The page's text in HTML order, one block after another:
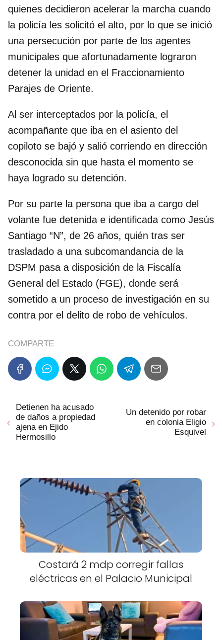
quienes decidieron acelerar la marcha cuando
la policía les solicitó el alto, por lo que se inició
una persecución por parte de los agentes
municipales que afortunadamente lograron
detener la unidad en el Fraccionamiento
Parajes de Oriente.
Al ser interceptados por la policía, el
acompañante que iba en el asiento del
copiloto se bajó y salió corriendo en dirección
desconocida sin que hasta el momento se
haya logrado su detención.
Por su parte la persona que iba a cargo del
volante fue detenida e identificada como Jesús
Santiago “N”, de 26 años, quién tras ser
trasladado a una subcomandancia de la
DSPM pasa a disposición de la Fiscalía
General del Estado (FGE), donde será
sometido a un proceso de investigación en su
contra por el delito de robo de vehículos.
COMPARTE
Detienen ha acusado
de daños a propiedad
ajena en Ejido
Hermosillo
Un detenido por robar
en colonia Eligio
Esquivel
Costará 2 mdp corregir fallas
eléctricas en el Palacio Municipal